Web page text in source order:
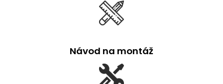
Návod na montáž